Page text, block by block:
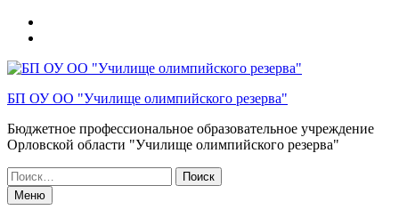
Одноклассниках
БП ОУ ОО "Училище олимпийского резерва"
Бюджетное профессиональное образовательное учреждение
Орловской области "Училище олимпийского резерва"
Искать:
Меню